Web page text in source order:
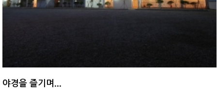
야경을 즐기며...